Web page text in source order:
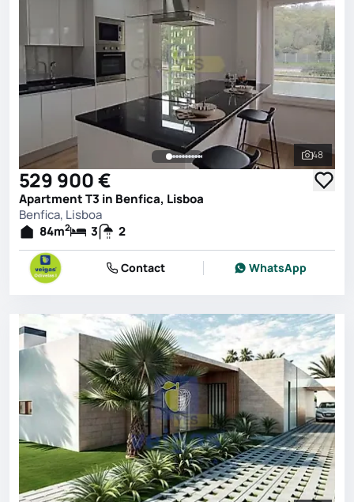
See all
48
529 900 €
Apartment T3 in Benfica, Lisboa
Benfica, Lisboa
84m2 3 2
Contact WhatsApp